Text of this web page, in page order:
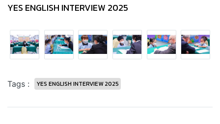
YES ENGLISH INTERVIEW 2025
Tags : YES ENGLISH INTERVIEW 2025